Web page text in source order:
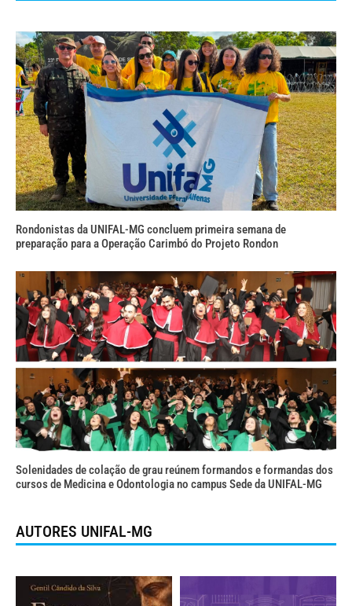
Rondonistas da UNIFAL-MG concluem primeira semana de
preparação para a Operação Carimbó do Projeto Rondon
Solenidades de colação de grau reúnem formandos e formandas dos
cursos de Medicina e Odontologia no campus Sede da UNIFAL-MG
AUTORES UNIFAL-MG